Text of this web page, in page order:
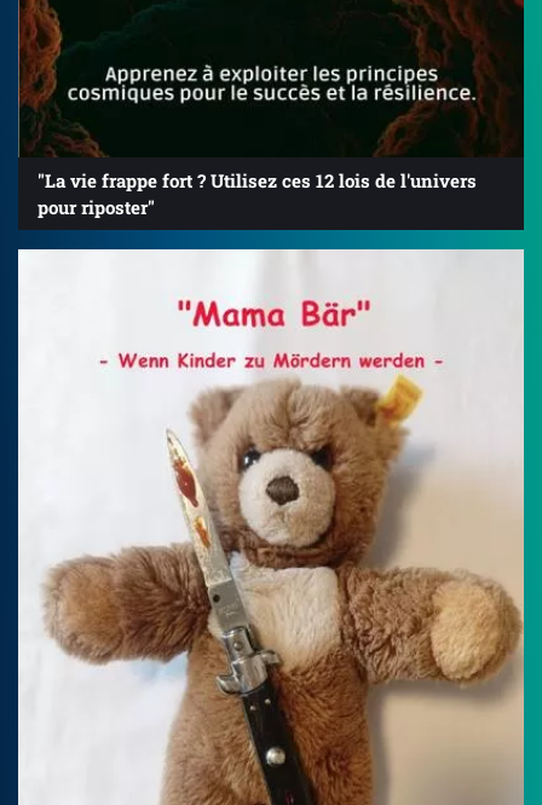
"La vie frappe fort ? Utilisez ces 12 lois de l'univers
pour riposter"